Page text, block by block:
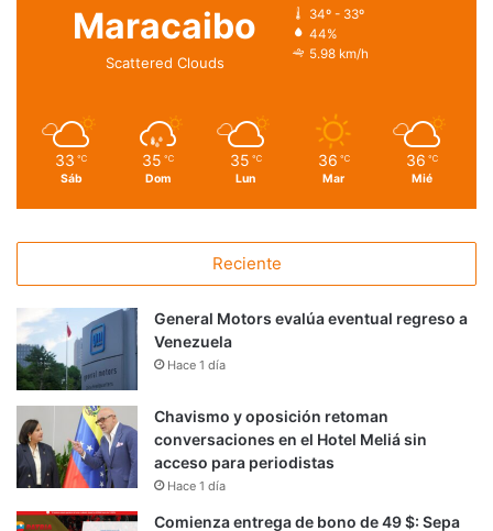
Maracaibo
Scattered Clouds
34º - 33º
44%
5.98 km/h
33 ℃
Sáb
35 ℃
Dom
35 ℃
Lun
36 ℃
Mar
36 ℃
Mié
Reciente
General Motors evalúa eventual regreso a
Venezuela
Hace 1 día
Chavismo y oposición retoman
conversaciones en el Hotel Meliá sin
acceso para periodistas
Hace 1 día
Comienza entrega de bono de 49 $: Sepa